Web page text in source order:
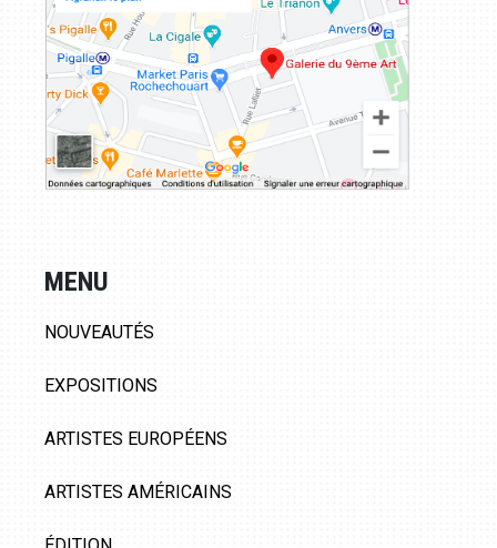
MENU
NOUVEAUTÉS
EXPOSITIONS
ARTISTES EUROPÉENS
ARTISTES AMÉRICAINS